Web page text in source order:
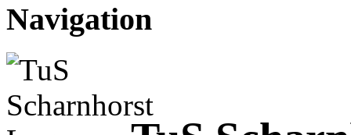
Navigation